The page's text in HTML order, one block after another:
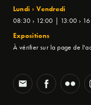
Lundi › Vendredi
08:30 › 12:00 | 13:00 ›
Expositions
À vérifier sur la page de